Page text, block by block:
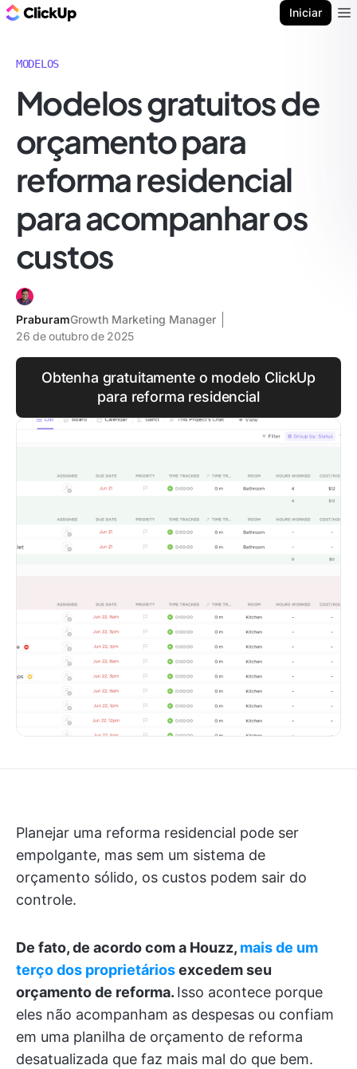
Iniciar
MODELOS
Modelos gratuitos de
orçamento para
reforma residencial
para acompanhar os
custos
PraburamGrowth Marketing Manager
26 de outubro de 2025
Obtenha gratuitamente o modelo ClickUp
para reforma residencial
Planejar uma reforma residencial pode ser
empolgante, mas sem um sistema de
orçamento sólido, os custos podem sair do
controle.
De fato, de acordo com a Houzz, mais de um
terço dos proprietáriosexcedem seu
orçamento de reforma. Isso acontece porque
eles não acompanham as despesas ou confiam
em uma planilha de orçamento de reforma
desatualizada que faz mais mal do que bem.